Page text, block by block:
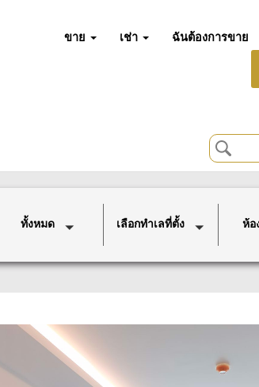
ขาย เช่า ฉันต้องการขาย
ทั้งหมด เลือกทำเลที่ตั้ง ห้อ